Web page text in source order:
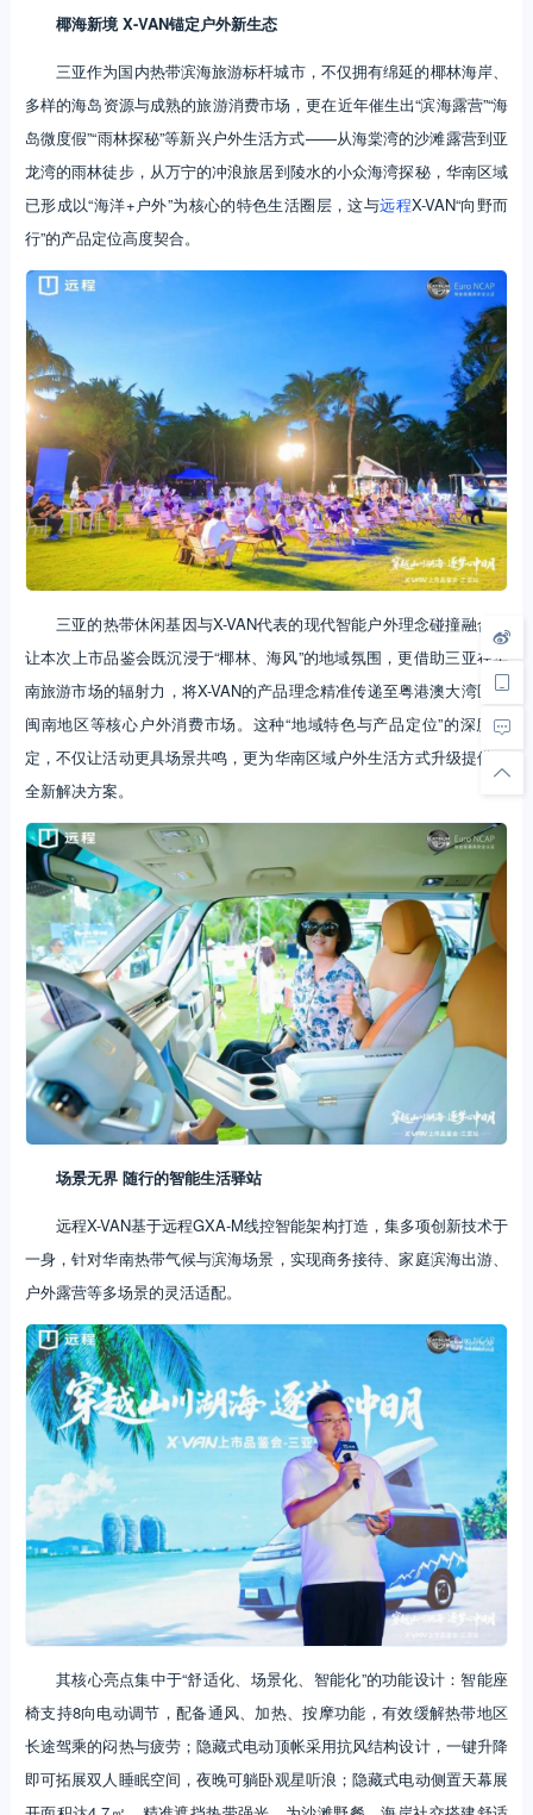
椰海新境 X-VAN锚定户外新生态
三亚作为国内热带滨海旅游标杆城市，不仅拥有绵延的椰林海岸、
多样的海岛资源与成熟的旅游消费市场，更在近年催生出“滨海露营”“海
岛微度假”“雨林探秘”等新兴户外生活方式——从海棠湾的沙滩露营到亚
龙湾的雨林徒步，从万宁的冲浪旅居到陵水的小众海湾探秘，华南区域
已形成以“海洋+户外”为核心的特色生活圈层，这与远程X-VAN“向野而
行”的产品定位高度契合。
三亚的热带休闲基因与X-VAN代表的现代智能户外理念碰撞融合，
让本次上市品鉴会既沉浸于“椰林、海风”的地域氛围，更借助三亚在华
南旅游市场的辐射力，将X-VAN的产品理念精准传递至粤港澳大湾区、
闽南地区等核心户外消费市场。这种“地域特色与产品定位”的深度绑
定，不仅让活动更具场景共鸣，更为华南区域户外生活方式升级提供了
全新解决方案。
场景无界 随行的智能生活驿站
远程X-VAN基于远程GXA-M线控智能架构打造，集多项创新技术于
一身，针对华南热带气候与滨海场景，实现商务接待、家庭滨海出游、
户外露营等多场景的灵活适配。
其核心亮点集中于“舒适化、场景化、智能化”的功能设计：智能座
椅支持8向电动调节，配备通风、加热、按摩功能，有效缓解热带地区
长途驾乘的闷热与疲劳；隐藏式电动顶帐采用抗风结构设计，一键升降
即可拓展双人睡眠空间，夜晚可躺卧观星听浪；隐藏式电动侧置天幕展